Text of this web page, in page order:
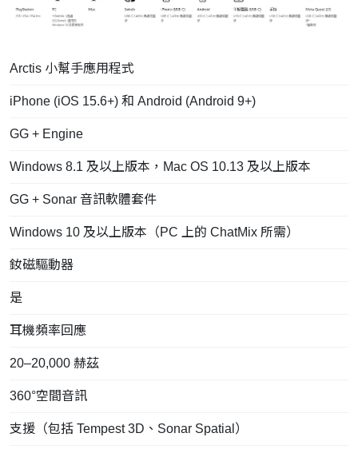
Arctis 小幫手應用程式
iPhone (iOS 15.6+) 和 Android (Android 9+)
GG + Engine
Windows 8.1 及以上版本，Mac OS 10.13 及以上版本
GG + Sonar 音訊軟體套件
Windows 10 及以上版本（PC 上的 ChatMix 所需）
釹磁驅動器
是
耳機頻率回應
20–20,000 赫茲
360°空間音訊
支援（包括 Tempest 3D、Sonar Spatial）